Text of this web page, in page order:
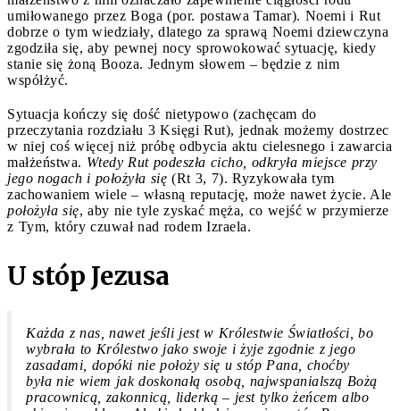
umiłowanego przez Boga (por. postawa Tamar). Noemi i Rut
dobrze o tym wiedziały, dlatego za sprawą Noemi dziewczyna
zgodziła się, aby pewnej nocy sprowokować sytuację, kiedy
stanie się żoną Booza. Jednym słowem – będzie z nim
współżyć.
Sytuacja kończy się dość nietypowo (zachęcam do
przeczytania rozdziału 3 Księgi Rut), jednak możemy dostrzec
w niej coś więcej niż próbę odbycia aktu cielesnego i zawarcia
małżeństwa. Wtedy Rut podeszła cicho, odkryła miejsce przy
jego nogach i położyła się (Rt 3, 7). Ryzykowała tym
zachowaniem wiele – własną reputację, może nawet życie. Ale
położyła się, aby nie tyle zyskać męża, co wejść w przymierze
z Tym, który czuwał nad rodem Izraela.
U stóp Jezusa
Każda z nas, nawet jeśli jest w Królestwie Światłości, bo
wybrała to Królestwo jako swoje i żyje zgodnie z jego
zasadami, dopóki nie położy się u stóp Pana, choćby
była nie wiem jak doskonałą osobą, najwspanialszą Bożą
pracownicą, zakonnicą, liderką – jest tylko żeńcem albo